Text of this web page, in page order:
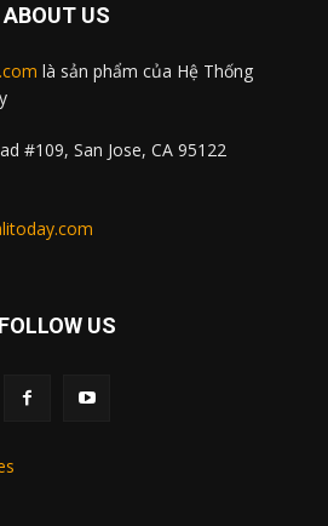
ABOUT US
là sản phẩm của Hệ Thống
#109, San Jose, CA 95122
FOLLOW US